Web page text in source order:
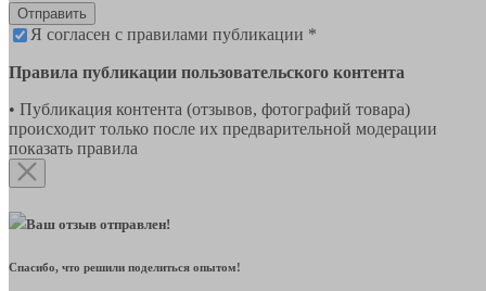
Отправить
Я согласен с правилами публикации *
Правила публикации пользовательского контента
• Публикация контента (отзывов, фотографий товара)
происходит только после их предварительной модерации
показать правила
Ваш отзыв отправлен!
Спасибо, что решили поделиться опытом!